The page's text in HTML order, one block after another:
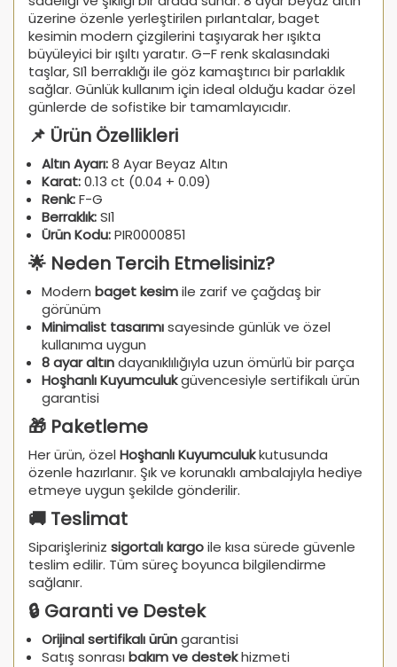
üzerine özenle yerleştirilen pırlantalar, baget
kesimin modern çizgilerini taşıyarak her ışıkta
büyüleyici bir ışıltı yaratır. G–F renk skalasındaki
taşlar, SI1 berraklığı ile göz kamaştırıcı bir parlaklık
sağlar. Günlük kullanım için ideal olduğu kadar özel
günlerde de sofistike bir tamamlayıcıdır.
📌 Ürün Özellikleri
Altın Ayarı:8 Ayar Beyaz Altın
Karat:0.13 ct (0.04 + 0.09)
Renk:F-G
Berraklık:SI1
Ürün Kodu:PIR0000851
🌟 Neden Tercih Etmelisiniz?
Modern baget kesimile zarif ve çağdaş bir
görünüm
Minimalist tasarımısayesinde günlük ve özel
kullanıma uygun
8 ayar altındayanıklılığıyla uzun ömürlü bir parça
Hoşhanlı Kuyumculukgüvencesiyle sertifikalı ürün
garantisi
🎁 Paketleme
Her ürün, özel Hoşhanlı Kuyumculukkutusunda
özenle hazırlanır. Şık ve korunaklı ambalajıyla hediye
etmeye uygun şekilde gönderilir.
🚚 Teslimat
Siparişleriniz sigortalı kargoile kısa sürede güvenle
teslim edilir. Tüm süreç boyunca bilgilendirme
sağlanır.
🔒 Garanti ve Destek
Orijinal sertifikalı ürüngarantisi
Satış sonrası bakım ve destekhizmeti